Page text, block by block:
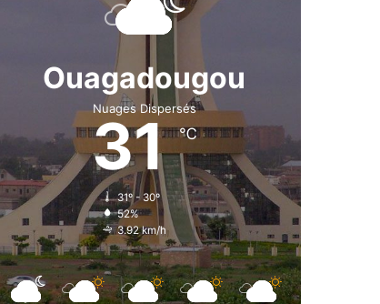
Ouagadougou
Nuages Dispersés
31℃
31º - 30º
52%
3.92 km/h